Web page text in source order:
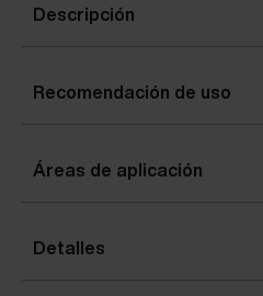
Descripción
Recomendación de uso
Áreas de aplicación
Detalles